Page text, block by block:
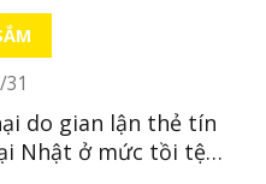
do gian lận thẻ tín
Nhật ở mức tồi tệ